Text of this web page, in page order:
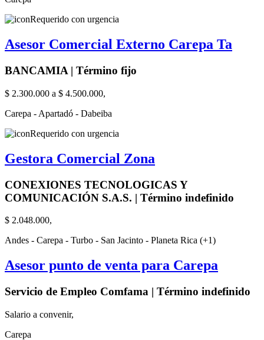
Requerido con urgencia
Asesor Comercial Externo Carepa Ta
BANCAMIA | Término fijo
$ 2.300.000 a $ 4.500.000,
Carepa - Apartadó - Dabeiba
Requerido con urgencia
Gestora Comercial Zona
CONEXIONES TECNOLOGICAS Y
COMUNICACIÓN S.A.S. | Término indefinido
$ 2.048.000,
Andes - Carepa - Turbo - San Jacinto - Planeta Rica (+1)
Asesor punto de venta para Carepa
Servicio de Empleo Comfama | Término indefinido
Salario a convenir,
Carepa